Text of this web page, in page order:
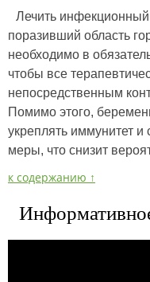
Лечить
поразивший область
необходимо в
чтобы все
непосредственным
Помимо этого,
укреплять иммунитет
меры, что снизит
к содержанию ↑